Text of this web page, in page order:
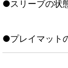
●スリーブの状
●プレイマット